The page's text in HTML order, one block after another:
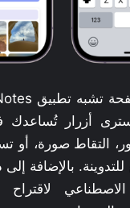
أزرار تُساعدك
التقاط صورة، أو
بالإضافة
لاقتراح